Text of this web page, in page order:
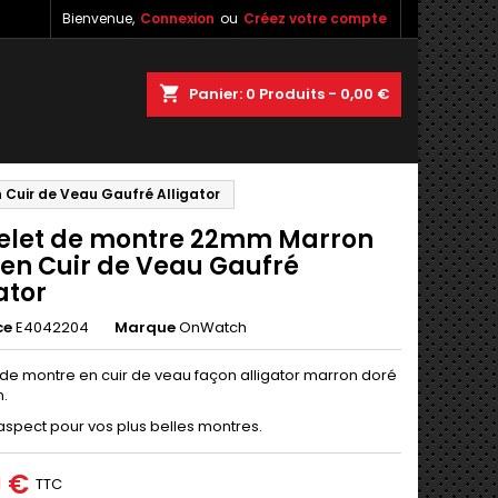
Bienvenue, Connexion ou Créez votre compte
shopping_cart Panier: 0 Produits - 0,00 €
Cuir de Veau Gaufré Alligator
de montre 22mm Marron
Cuir de Veau Gaufré
E4042204 MarqueOnWatch
montre en cuir de veau façon alligator marron doré
pour vos plus belles montres.
€ TTC